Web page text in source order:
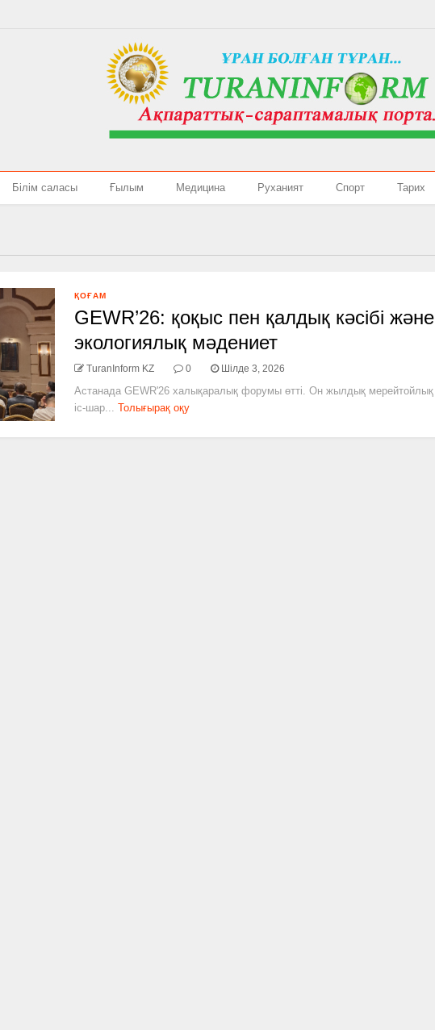
Білім саласы Ғылым Медицина Руханият Спорт Тарих
ҚОҒАМ
GEWR’26: қоқыс пен қалдық кәсібі және
экологиялық мәдениет
TuranInform KZ 0 Шілде 3, 2026
Астанада GEWR'26 халықаралық форумы өтті. Он жылдық мерейтойлық
іс-шар... Толығырақ оқу